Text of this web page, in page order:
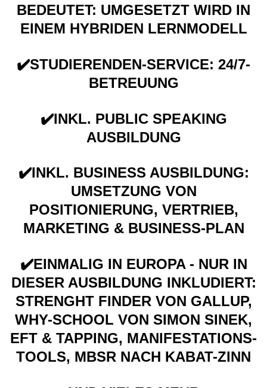
BEDEUTET: UMGESETZT WIRD IN
EINEM HYBRIDEN LERNMODELL
✔️STUDIERENDEN-SERVICE: 24/7-
BETREUUNG
✔️INKL. PUBLIC SPEAKING
AUSBILDUNG
✔️INKL. BUSINESS AUSBILDUNG:
UMSETZUNG VON
POSITIONIERUNG, VERTRIEB,
MARKETING & BUSINESS-PLAN
✔️EINMALIG IN EUROPA - NUR IN
DIESER AUSBILDUNG INKLUDIERT:
STRENGHT FINDER VON GALLUP,
WHY-SCHOOL VON SIMON SINEK,
EFT & TAPPING, MANIFESTATIONS-
TOOLS, MBSR NACH KABAT-ZINN